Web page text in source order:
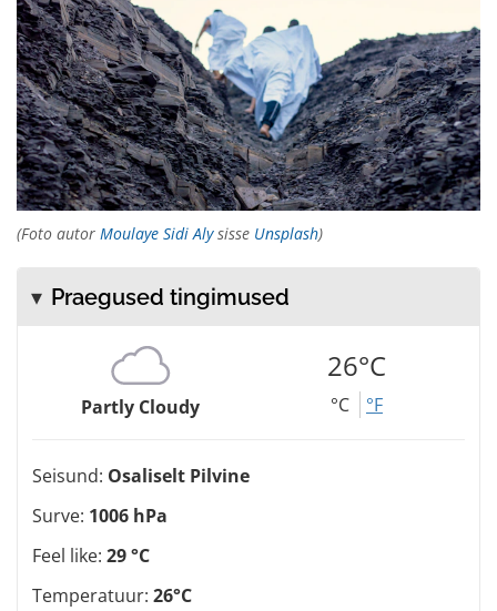
(Foto autor Moulaye Sidi Alysisse Unsplash)
Praegused tingimused
Partly Cloudy
26°C
°C °F
Seisund: Osaliselt Pilvine
Surve: 1006 hPa
Feel like: 29 °C
Temperatuur: 26°C